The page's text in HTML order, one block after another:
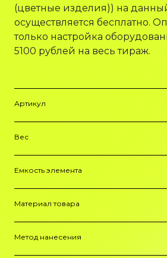
(цветные изделия)) на
осуществляется бесплатно.
только настройка
5100 рублей на весь тираж.
Артикул
Вес
Емкость элемента
Материал товара
Метод нанесения